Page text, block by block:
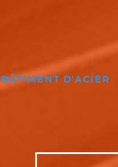
BÂTIMENT D'ACIER